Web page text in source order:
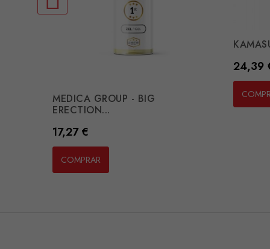
MEDICA GROUP - BIG
ERECTION...
Preço
17,27 €
COMPRAR
Preço
24,39